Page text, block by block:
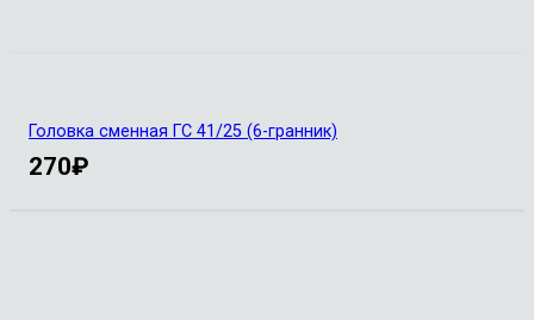
Головка сменная ГС 41/25 (6-гранник)
270₽